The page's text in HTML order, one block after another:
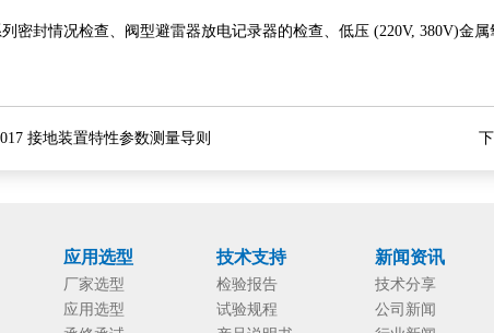
封情况检查、阀型避雷器放电记录器的检查、低压 (220V, 380V)金
接地装置特性参数测量导则
应用选型
厂家选型
应用选型
技术支持
检验报告
试验规程
新闻资讯
技术分享
公司新闻